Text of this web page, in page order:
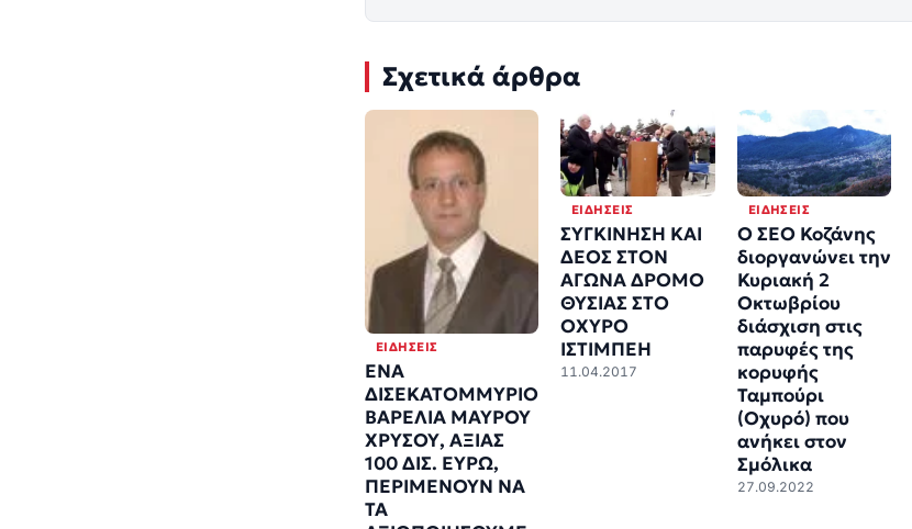
Σχετικά άρθρα
ΕΙΔΉΣΕΙΣ
ΕΝΑ
ΔΙΣΕΚΑΤΟΜΜΥΡΙΟ
ΒΑΡΕΛΙΑ ΜΑΥΡΟΥ
ΧΡΥΣΟΥ, ΑΞΙΑΣ
100 ΔΙΣ. ΕΥΡΩ,
ΠΕΡΙΜΕΝΟΥΝ ΝΑ
ΤΑ
ΕΙΔΉΣΕΙΣ
ΣΥΓΚΙΝΗΣΗ ΚΑΙ
ΔΕΟΣ ΣΤΟΝ
ΑΓΩΝΑ ΔΡΟΜΟ
ΘΥΣΙΑΣ ΣΤΟ
ΟΧΥΡΟ
ΙΣΤΙΜΠΕΗ
11.04.2017
ΕΙΔΉΣΕΙΣ
Ο ΣΕΟ Κοζάνης
διοργανώνει την
Κυριακή 2
Οκτωβρίου
διάσχιση στις
παρυφές της
κορυφής
Ταμπούρι
(Οχυρό) που
ανήκει στον
Σμόλικα
27.09.2022